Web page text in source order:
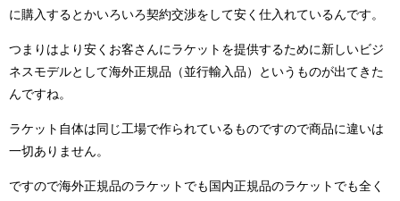
に購入するとかいろいろ契約交渉をして安く仕入れているんです。
つまりはより安くお客さんにラケットを提供するために新しいビジ
ネスモデルとして海外正規品（並行輸入品）というものが出てきた
んですね。
ラケット自体は同じ工場で作られているものですので商品に違いは
一切ありません。
ですので海外正規品のラケットでも国内正規品のラケットでも全く